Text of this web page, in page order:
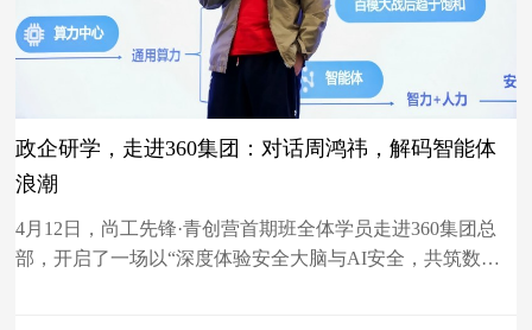
政企研学，走进360集团：对话周鸿祎，解码智能体
浪潮
4月12日，尚工先锋·青创营首期班全体学员走进360集团总
部，开启了一场以“深度体验安全大脑与AI安全，共筑数字